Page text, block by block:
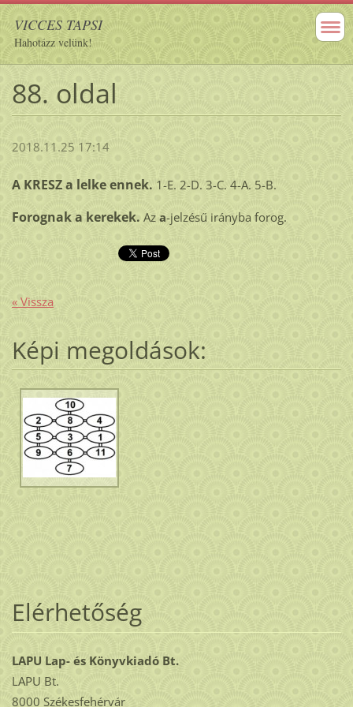
VICCES TAPSI
Hahotázz velünk!
88. oldal
2018.11.25 17:14
A KRESZ a lelke ennek. 1-E. 2-D. 3-C. 4-A. 5-B.
Forognak a kerekek. Az a-jelzésű irányba forog.
« Vissza
Képi megoldások:
Elérhetőség
LAPU Lap- és Könyvkiadó Bt.
LAPU Bt.
8000 Székesfehérvár